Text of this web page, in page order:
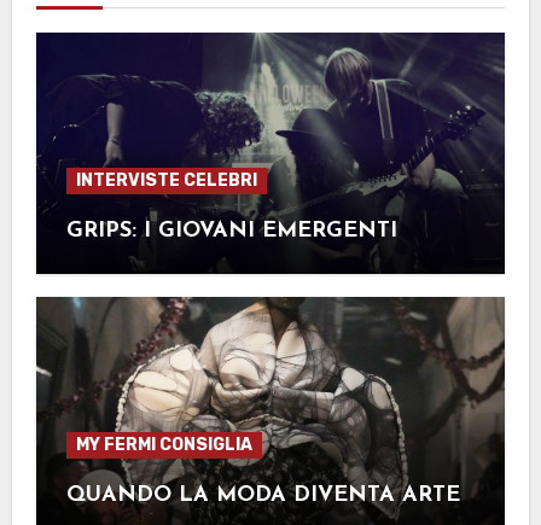
INTERVISTE CELEBRI
GRIPS: I GIOVANI EMERGENTI
MY FERMI CONSIGLIA
QUANDO LA MODA DIVENTA ARTE